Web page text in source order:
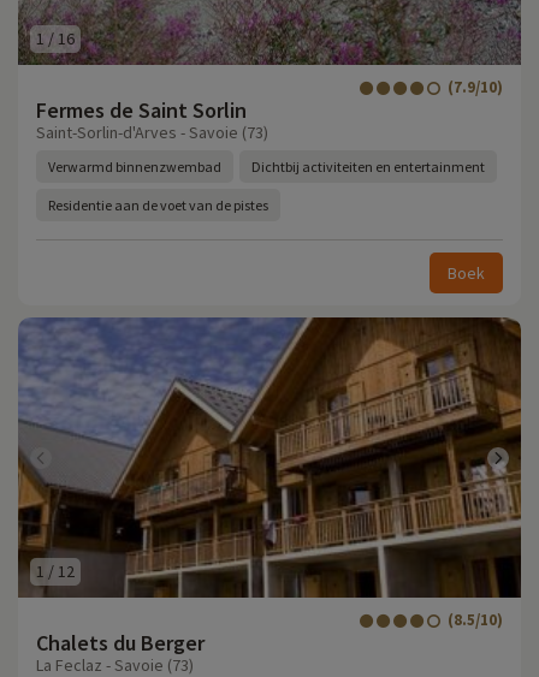
1 /16
Fermes de Saint Sorlin
(7.9/10)
Saint-Sorlin-d'Arves - Savoie (73)
Verwarmd binnenzwembad Dichtbij activiteiten en entertainment
Residentie aan de voet van de pistes
Boek
1 / 12
Chalets du Berger
(8.5/10)
La Feclaz - Savoie (73)